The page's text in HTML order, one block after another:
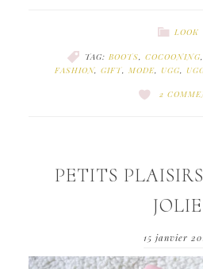
LOOK
TAG: BOOTS, COCOONING,
FASHION, GIFT, MODE, UGG,
2
PETITS
JOLIE
15 janvier